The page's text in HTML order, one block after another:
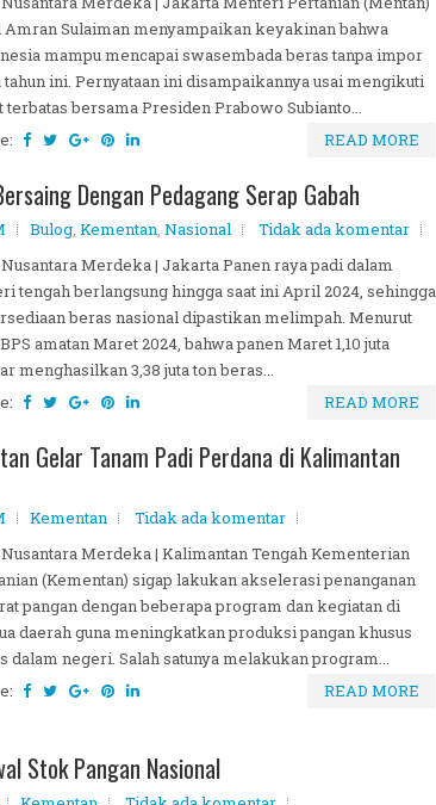
Amran Sulaiman menyampaikan keyakinan bahwa
mampu mencapai swasembada beras tanpa impor
tahun ini. Pernyataan ini disampaikannya usai mengikuti
terbatas bersama Presiden Prabowo Subianto...
READ MORE
Dengan Pedagang Serap Gabah
Bulog Kementan Nasional
Tidak ada komentar
Nusantara Merdeka | Jakarta Panen raya padi dalam
tengah berlangsung hingga saat ini April 2024, sehingga
beras nasional dipastikan melimpah. Menurut
amatan Maret 2024, bahwa panen Maret 1,10 juta
menghasilkan 3,38 juta ton beras...
READ MORE
Gelar Tanam Padi Perdana di Kalimantan
Kementan
Tidak ada komentar
Nusantara Merdeka | Kalimantan Tengah Kementerian
(Kementan) sigap lakukan akselerasi penanganan
pangan dengan beberapa program dan kegiatan di
daerah guna meningkatkan produksi pangan khusus
dalam negeri. Salah satunya melakukan program...
READ MORE
Stok Pangan Nasional